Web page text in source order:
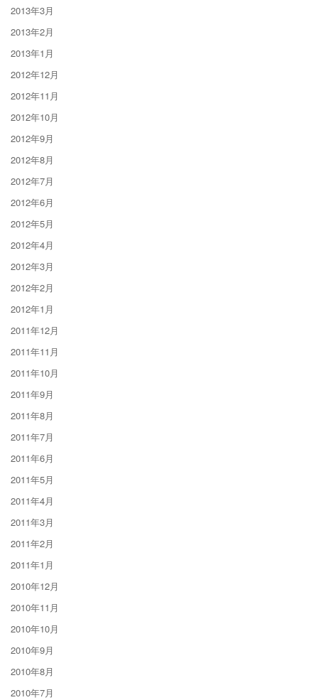
2013年3月
2013年2月
2013年1月
2012年12月
2012年11月
2012年10月
2012年9月
2012年8月
2012年7月
2012年6月
2012年5月
2012年4月
2012年3月
2012年2月
2012年1月
2011年12月
2011年11月
2011年10月
2011年9月
2011年8月
2011年7月
2011年6月
2011年5月
2011年4月
2011年3月
2011年2月
2011年1月
2010年12月
2010年11月
2010年10月
2010年9月
2010年8月
2010年7月